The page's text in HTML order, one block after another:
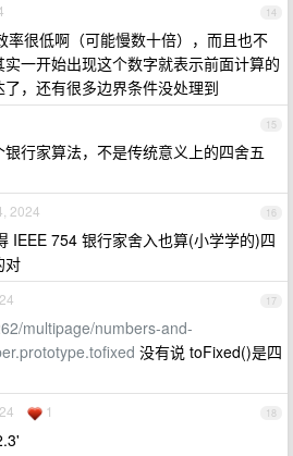
14
率很低啊（可能慢数十倍），而且也不
一开始出现这个数字就表示前面计算的
，还有很多边界条件没处理到
15
行家算法，不是传统意义上的四舍五
16
2024
IEEE 754 银行家舍入也算(小学学的)四
对
17
multipage/numbers-and-
没有说 toFixed()是四
18
1